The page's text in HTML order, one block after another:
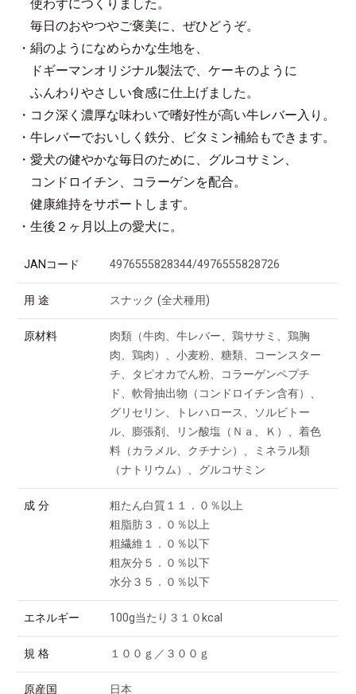
使わずにつくりました。
毎日のおやつやご褒美に、ぜひどうぞ。
・絹のようになめらかな生地を、
ドギーマンオリジナル製法で、ケーキのように
ふんわりやさしい食感に仕上げました。
・コク深く濃厚な味わいで嗜好性が高い牛レバー入り。
・牛レバーでおいしく鉄分、ビタミン補給もできます。
・愛犬の健やかな毎日のために、グルコサミン、
コンドロイチン、コラーゲンを配合。
健康維持をサポートします。
・生後２ヶ月以上の愛犬に。
JANコード 4976555828344/4976555828726
用 途 スナック (全犬種用)
原材料
肉類（牛肉、牛レバー、鶏ササミ、鶏胸
肉、鶏肉）、小麦粉、糖類、コーンスター
チ、タピオカでん粉、コラーゲンペプチ
ド、軟骨抽出物（コンドロイチン含有）、
グリセリン、トレハロース、ソルビトー
ル、膨張剤、リン酸塩（Ｎａ、Ｋ）、着色
料（カラメル、クチナシ）、ミネラル類
（ナトリウム）、グルコサミン
成 分
粗たん白質１１．０％以上
粗脂肪３．０％以上
粗繊維１．０％以下
粗灰分５．０％以下
水分３５．０％以下
エネルギー 100g当たり３１０kcal
規 格 １００ｇ／３００ｇ
原産国 日本